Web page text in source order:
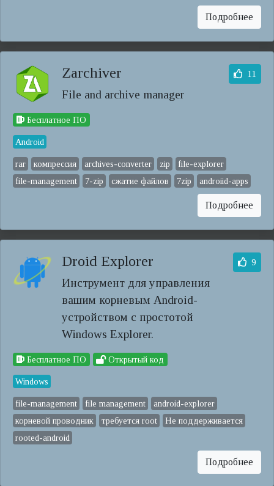
Подробнее
Zarchiver
File and archive manager
11
Бесплатное ПО
Android
rar компрессия archives-converter zip
file-explorer
file-management
7-zip сжатие файлов 7zip androiid-apps
Подробнее
Droid Explorer
Инструмент для управления
вашим корневым Android-
устройством с простотой
Windows Explorer.
9
Бесплатное ПО Открытый код
Windows
file-management file management
android-explorer
корневой проводник
требуется root
Не поддерживается
rooted-android
Подробнее